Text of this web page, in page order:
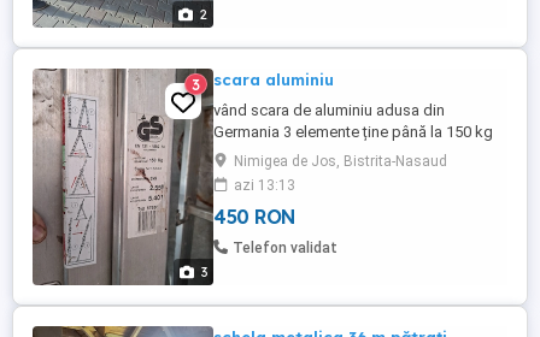
2
3
3 scara aluminiu
vând scara de aluminiu adusa din
Germania 3 elemente ține până la 150 kg
Nimigea de Jos, Bistrita-Nasaud
azi 13:13
450 RON
Telefon validat